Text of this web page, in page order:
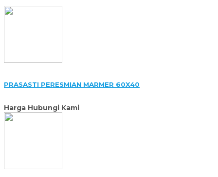
PRASASTI PERESMIAN MARMER 60X40
Harga Hubungi Kami